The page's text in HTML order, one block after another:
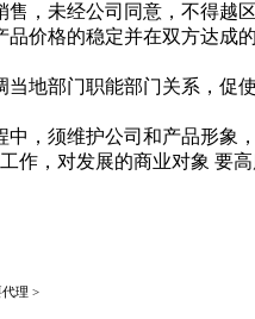
售，未经公司同意，不得越区
品价格的稳定并在双方达成
当地部门职能部门关系，促
中，须维护公司和产品形象
作，对发展的商业对象 要
理 >